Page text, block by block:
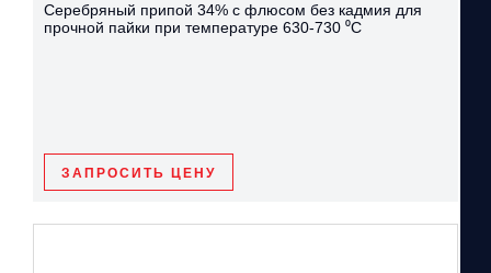
Серебряный припой 34% с флюсом без кадмия для
прочной пайки при температуре 630-730 ⁰С
ЗАПРОСИТЬ ЦЕНУ